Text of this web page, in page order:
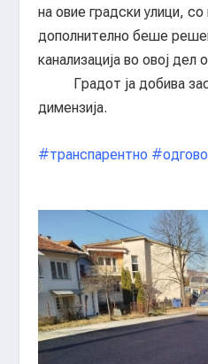
на овие градски улици,
дополнително беше
канализација во овој дел
Градот ја добива
димензија.
#транспарентно